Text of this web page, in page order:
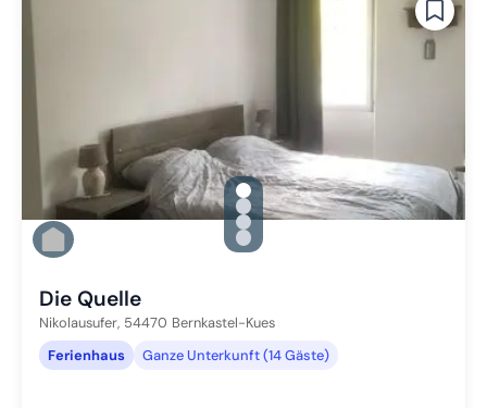
gallery.slide_selector
Zu Slide 1 wechseln
Zu Slide 2 wechseln
Zu Slide 3 wechseln
Zu Slide 4 wechseln
Die Quelle
Nikolausufer, 54470 Bernkastel-Kues
Ferienhaus
Ganze Unterkunft (14 Gäste)